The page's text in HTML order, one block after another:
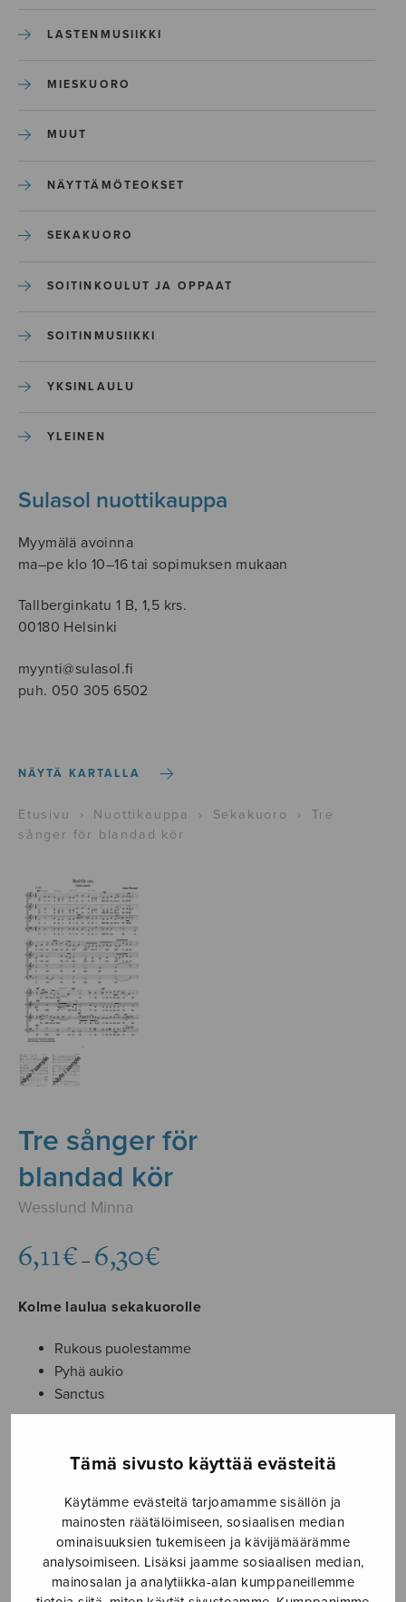
Tämä sivusto käyttää evästeitä
Käytämme evästeitä tarjoamamme sisällön ja
mainosten räätälöimiseen, sosiaalisen median
ominaisuuksien tukemiseen ja kävijämäärämme
analysoimiseen. Lisäksi jaamme sosiaalisen median,
mainosalan ja analytiikka-alan kumppaneillemme
LASTENMUSIIKKI
MIESKUORO
MUUT
NÄYTTÄMÖTEOKSET
SEKAKUORO
SOITINKOULUT JA OPPAAT
SOITINMUSIIKKI
YKSINLAULU
YLEINEN
Sulasol nuottikauppa
Myymälä avoinna
ma–pe klo 10–16 tai sopimuksen mukaan
Tallberginkatu 1 B, 1,5 krs.
00180 Helsinki
myynti@sulasol.fi
puh. 050 305 6502
NÄYTÄ KARTALLA
Etusivu › Nuottikauppa › Sekakuoro ›
Tre
sånger för blandad kör
Tre sånger för
blandad kör
Wesslund Minna
6,11€ – 6,30€
6,30€
Kolme laulua sekakuorolle
Rukous puolestamme
Pyhä aukio
Sanctus
Formaatti
sånger
LISÄÄ
OSTOSKORIIN